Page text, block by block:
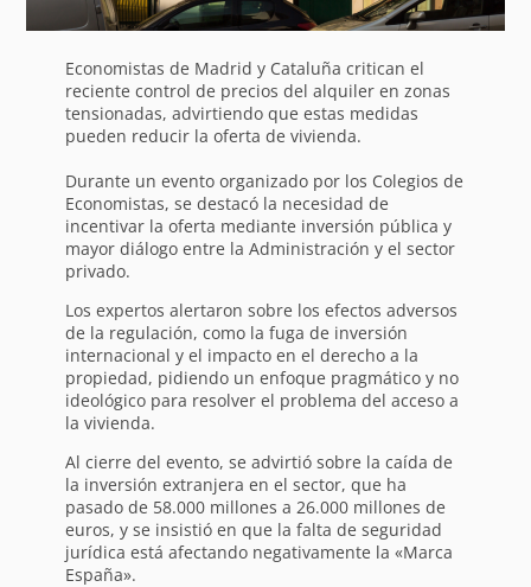
Economistas de Madrid y Cataluña critican el
reciente control de precios del alquiler en zonas
tensionadas, advirtiendo que estas medidas
pueden reducir la oferta de vivienda.
Durante un evento organizado por los Colegios de
Economistas, se destacó la necesidad de
incentivar la oferta mediante inversión pública y
mayor diálogo entre la Administración y el sector
privado.
Los expertos alertaron sobre los efectos adversos
de la regulación, como la fuga de inversión
internacional y el impacto en el derecho a la
propiedad, pidiendo un enfoque pragmático y no
ideológico para resolver el problema del acceso a
la vivienda.
Al cierre del evento, se advirtió sobre la caída de
la inversión extranjera en el sector, que ha
pasado de 58.000 millones a 26.000 millones de
euros, y se insistió en que la falta de seguridad
jurídica está afectando negativamente la «Marca
España».